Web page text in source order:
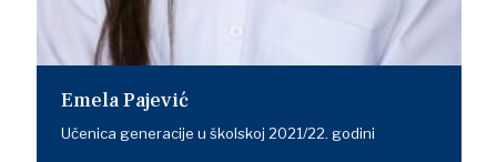
Emela Pajević
Učenica generacije u školskoj 2021/22. godini